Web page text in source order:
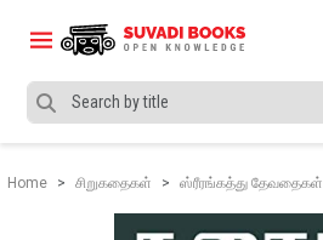
Home சிறுகதைகள் ஸ்ரீரங்கத்து தேவதைகள்